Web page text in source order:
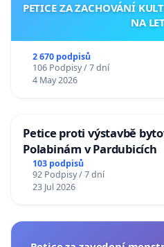
PETICE ZA ZACHOVÁNÍ
NA
2 670 podpisů
106 Podpisy / 7 dní
4 May 2026
Petice proti výstavbě
Polabinám v Pardubicích
103 podpisů
92 Podpisy / 7 dní
23 Jul 2026